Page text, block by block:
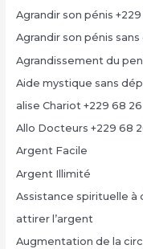
Agrandir son pénis
Agrandir son pénis sans
Agrandissement du
Aide mystique sans
alise Chariot +229 68
Allo Docteurs +229 68
Argent Facile
Argent Illimité
Assistance spirituelle à
attirer l’argent
Augmentation de la